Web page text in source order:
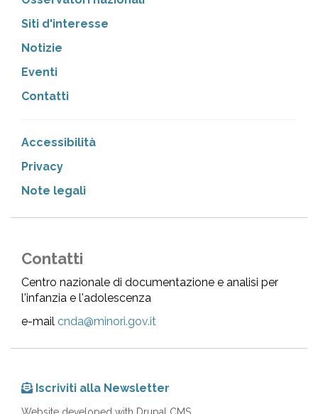
Siti d'interesse
Notizie
Eventi
Contatti
Accessibilità
Privacy
Note legali
Contatti
Centro nazionale di documentazione e analisi per
l'infanzia e l'adolescenza
e-mail cnda@minori.gov.it
Iscriviti alla Newsletter